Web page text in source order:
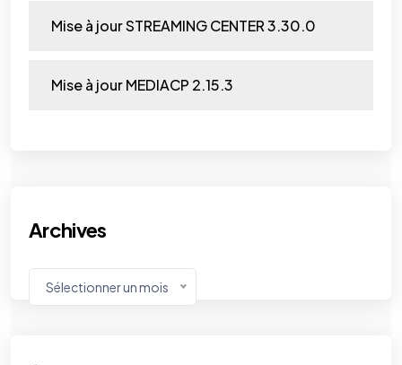
Mise à jour STREAMING CENTER 3.30.0
Mise à jour MEDIACP 2.15.3
Archives
Sélectionner un mois